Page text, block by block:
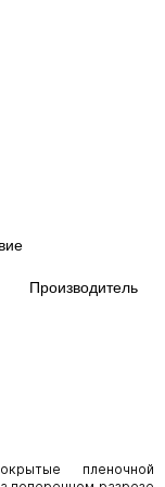
Производитель
пленочной